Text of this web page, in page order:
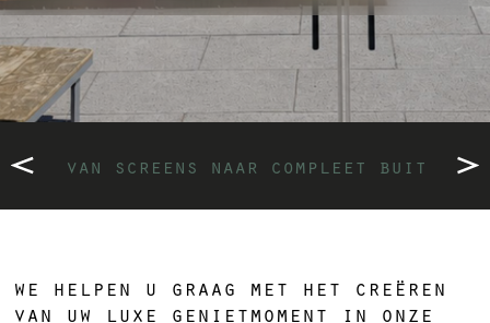
van screens naar compleet
we helpen u graag met het creëren
van uw luxe genietmoment in onze